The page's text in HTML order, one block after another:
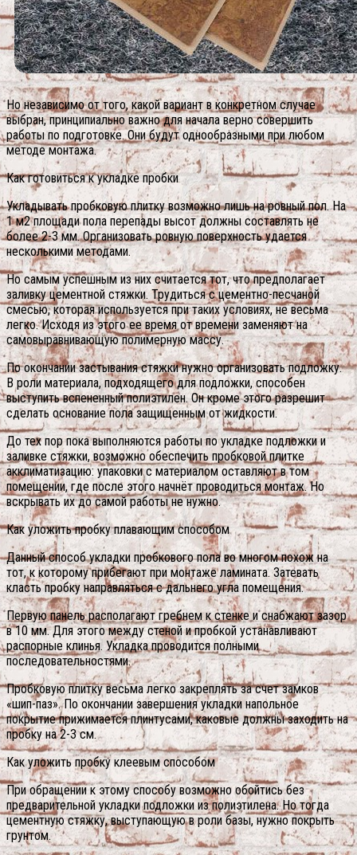
Но независимо от того, какой вариант в конкретном случае
выбран, принципиально важно для начала верно совершить
работы по подготовке. Они будут однообразными при любом
методе монтажа.
Как готовиться к укладке пробки
Укладывать пробковую плитку возможно лишь на ровный пол. На
1 м2 площади пола перепады высот должны составлять не
более 2-3 мм. Организовать ровную поверхность удается
несколькими методами.
Но самым успешным из них считается тот, что предполагает
заливку цементной стяжки. Трудиться с цементно-песчаной
смесью, которая используется при таких условиях, не весьма
легко. Исходя из этого ее время от времени заменяют на
самовыравнивающую полимерную массу.
По окончании застывания стяжки нужно организовать подложку.
В роли материала, подходящего для подложки, способен
выступить вспененный полиэтилен. Он кроме этого разрешит
сделать основание пола защищенным от жидкости.
До тех пор пока выполняются работы по укладке подложки и
заливке стяжки, возможно обеспечить пробковой плитке
акклиматизацию: упаковки с материалом оставляют в том
помещении, где после этого начнёт проводиться монтаж. Но
вскрывать их до самой работы не нужно.
Как уложить пробку плавающим способом
Данный способ укладки пробкового пола во многом похож на
тот, к которому прибегают при монтаже ламината. Затевать
класть пробку направляться с дальнего угла помещения.
Первую панель располагают гребнем к стенке и снабжают зазор
в 10 мм. Для этого между стеной и пробкой устанавливают
распорные клинья. Укладка проводится полными
последовательностями.
Пробковую плитку весьма легко закреплять за счет замков
«шип-паз». По окончании завершения укладки напольное
покрытие прижимается плинтусами, каковые должны заходить на
пробку на 2-3 см.
Как уложить пробку клеевым способом
При обращении к этому способу возможно обойтись без
предварительной укладки подложки из полиэтилена. Но тогда
цементную стяжку, выступающую в роли базы, нужно покрыть
грунтом.